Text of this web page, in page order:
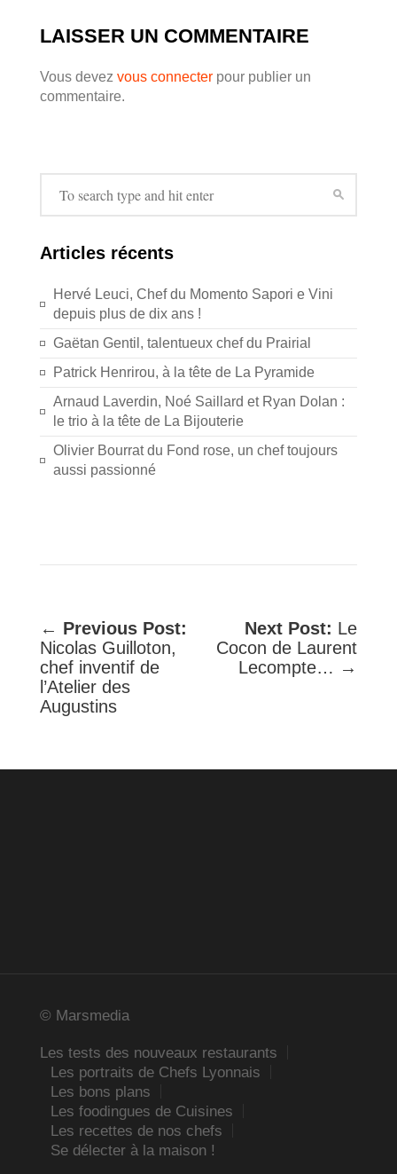
LAISSER UN COMMENTAIRE
Vous devez vous connecterpour publier un
commentaire.
Articles récents
Hervé Leuci, Chef du Momento Sapori e Vini
depuis plus de dix ans !
Gaëtan Gentil, talentueux chef du Prairial
Patrick Henrirou, à la tête de La Pyramide
Arnaud Laverdin, Noé Saillard et Ryan Dolan :
le trio à la tête de La Bijouterie
Olivier Bourrat du Fond rose, un chef toujours
aussi passionné
Next Post: Le
Cocon de Laurent
Lecompte… →
← Previous Post:
Nicolas Guilloton,
chef inventif de
l’Atelier des
Augustins
© Marsmedia
Les tests des nouveaux restaurants
Les portraits de Chefs Lyonnais
Les bons plans
Les foodingues de Cuisines
Les recettes de nos chefs
Se délecter à la maison !